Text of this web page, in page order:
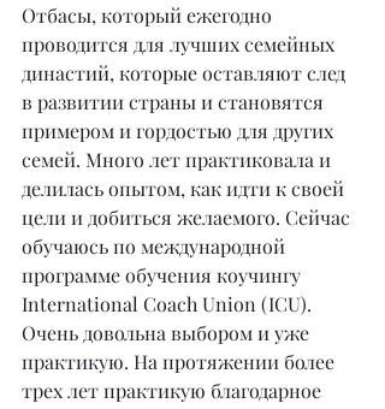
Отбасы, который ежегодно
проводится для лучших семейных
династий, которые оставляют след
в развитии страны и становятся
примером и гордостью для других
семей. Много лет практиковала и
делилась опытом, как идти к своей
цели и добиться желаемого. Сейчас
обучаюсь по международной
программе обучения коучингу
International Coach Union (ICU).
Очень довольна выбором и уже
практикую. На протяжении более
трех лет практикую благодарное